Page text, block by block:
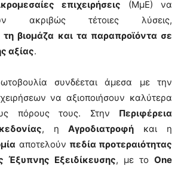
επιχειρήσεις (ΜμΕ) να
ακριβώς τέτοιες λύσεις,
βιομάζα και τα παραπροϊόντα σε
αξίας.
συνδέεται άμεσα με την
να αξιοποιήσουν καλύτερα
πόρους τους. Στην Περιφέρεια
, ηΑγροδιατροφή και η
αποτελούν πεδία προτεραιότητας
Έξυπνης Εξειδίκευσης, με το One